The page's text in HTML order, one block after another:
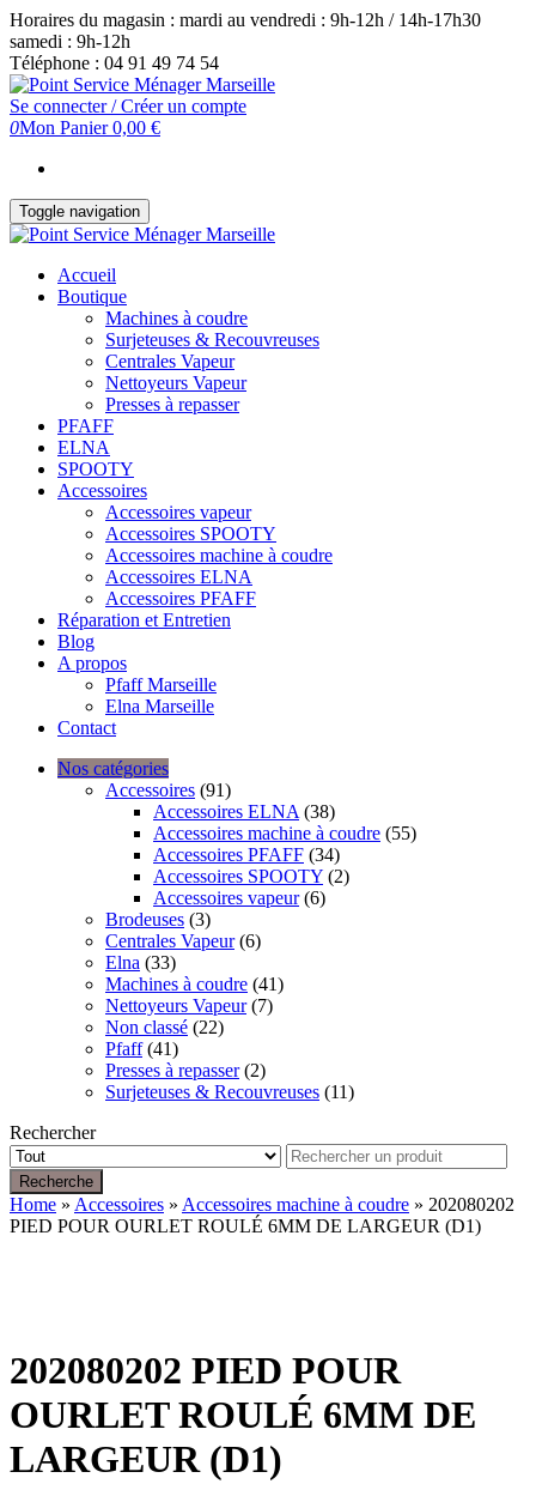
Skip
to
the
content
Horaires du magasin : mardi au vendredi : 9h-12h / 14h-17h30
samedi : 9h-12h
Téléphone : 04 91 49 74 54
Se connecter / Créer un compte
0Mon Panier0,00 €
Toggle navigation
Accueil
Boutique
Machines à coudre
Surjeteuses & Recouvreuses
Centrales Vapeur
Nettoyeurs Vapeur
Presses à repasser
PFAFF
ELNA
SPOOTY
Accessoires
Accessoires vapeur
Accessoires SPOOTY
Accessoires machine à coudre
Accessoires ELNA
Accessoires PFAFF
Réparation et Entretien
Blog
A propos
Pfaff Marseille
Elna Marseille
Contact
Nos catégories
Accessoires (91)
Accessoires ELNA (38)
Accessoires machine à coudre (55)
Accessoires PFAFF (34)
Accessoires SPOOTY (2)
Accessoires vapeur(6)
Brodeuses (3)
Centrales Vapeur(6)
Elna (33)
Machines à coudre (41)
Nettoyeurs Vapeur(7)
Non classé (22)
Pfaff(41)
Presses à repasser(2)
Surjeteuses & Recouvreuses (11)
Rechercher
Recherche
Home » Accessoires » Accessoires machine à coudre » 202080202
PIED POUR OURLET ROULÉ 6MM DE LARGEUR (D1)
202080202 PIED POUR
OURLET ROULÉ 6MM DE
LARGEUR (D1)